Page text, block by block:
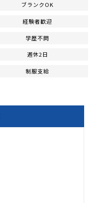
ブランクOK
経験者歓迎
学歴不問
週休2日
制服支給